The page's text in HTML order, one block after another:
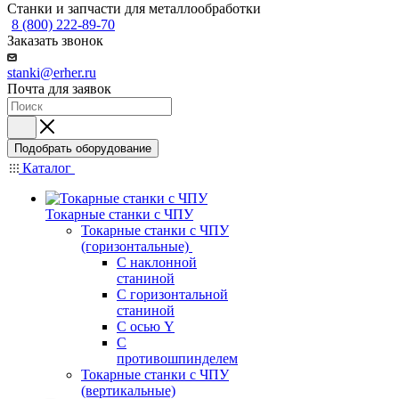
Станки и запчасти для металлообработки
8 (800) 222-89-70
Заказать звонок
stanki@erher.ru
Почта для заявок
Подобрать оборудование
Каталог
Токарные станки с ЧПУ
Токарные станки с ЧПУ
(горизонтальные)
С наклонной
станиной
С горизонтальной
станиной
С осью Y
С
противошпинделем
Токарные станки с ЧПУ
(вертикальные)